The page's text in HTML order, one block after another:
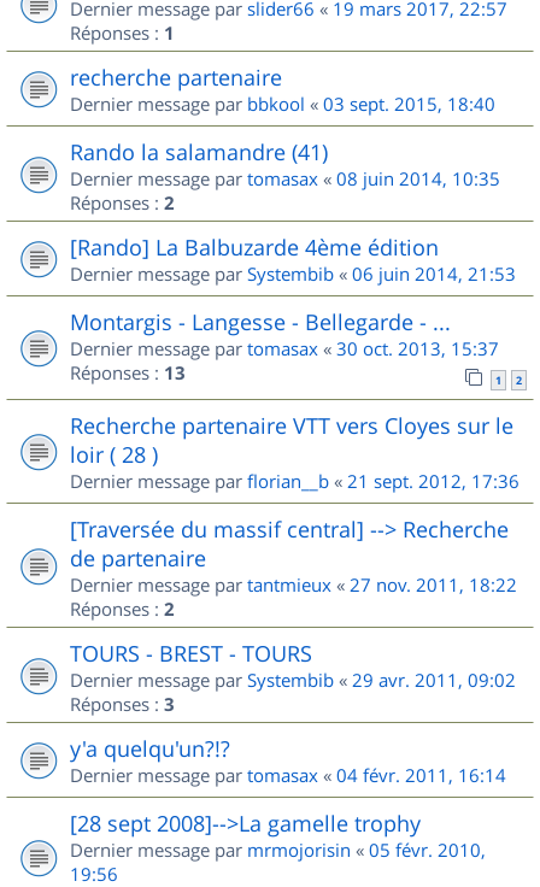
Dernier message par slider66 « 19 mars 2017, 22:57
Réponses : 1
recherche partenaire
Dernier message par bbkool « 03 sept. 2015, 18:40
Rando la salamandre (41)
Dernier message par tomasax « 08 juin 2014, 10:35
Réponses : 2
[Rando] La Balbuzarde 4ème édition
Dernier message par Systembib « 06 juin 2014, 21:53
Montargis - Langesse - Bellegarde - ...
Dernier message par tomasax « 30 oct. 2013, 15:37
Réponses : 13 1 2
Recherche partenaire VTT vers Cloyes sur le
loir ( 28 )
Dernier message par florian__b « 21 sept. 2012, 17:36
[Traversée du massif central] --> Recherche
de partenaire
Dernier message par tantmieux « 27 nov. 2011, 18:22
Réponses : 2
TOURS - BREST - TOURS
Dernier message par Systembib « 29 avr. 2011, 09:02
Réponses : 3
y'a quelqu'un?!?
Dernier message par tomasax « 04 févr. 2011, 16:14
[28 sept 2008]-->La gamelle trophy
Dernier message par mrmojorisin « 05 févr. 2010,
19:56